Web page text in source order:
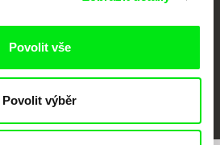
Povolit vše
Povolit výběr
MFDF Ji.hlava Visions du Réel